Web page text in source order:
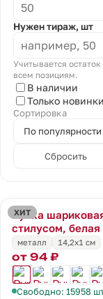
Нужен тираж, шт
Учитывается
всем позициям.
В наличии
Только новинки
Сортировка
Сбросить
ХИТ
Ручка
стилусом, белая
металл 14,2х1 см
от 94 ₽
Свободно: 15958